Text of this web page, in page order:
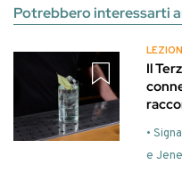
Potrebbero interessarti
Il
•
e